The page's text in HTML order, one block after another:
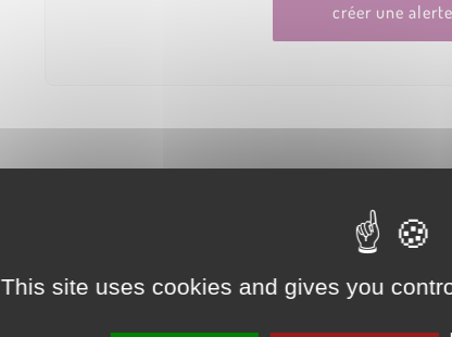
créer une alerte
This site uses cookies and gives you